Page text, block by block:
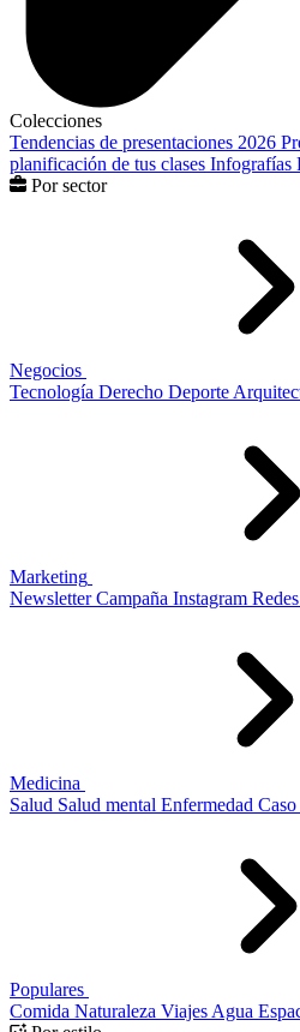
Colecciones
Tendencias de presentaciones 2026
planificación de tus clases Infografías
Por sector
Negocios
Tecnología Derecho Deporte
Marketing
Newsletter Campaña Instagram
Medicina
Salud Salud mental Enfermedad
Populares
Comida Naturaleza Viajes Agua